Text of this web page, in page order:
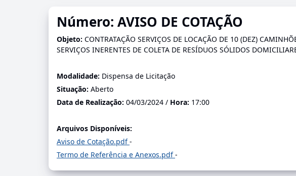
Número: AVISO DE COTAÇÃO
Objeto: CONTRATAÇÃO SERVIÇOS DE LOCAÇÃO DE 10 (DEZ)
SERVIÇOS INERENTES DE COLETA DE RESÍDUOS SÓLIDOS
Modalidade: Dispensa de Licitação
Situação: Aberto
Data de Realização: 04/03/2024 / Hora: 17:00
Arquivos Disponíveis:
Aviso de Cotação.pdf-
Termo de Referência e Anexos.pdf-